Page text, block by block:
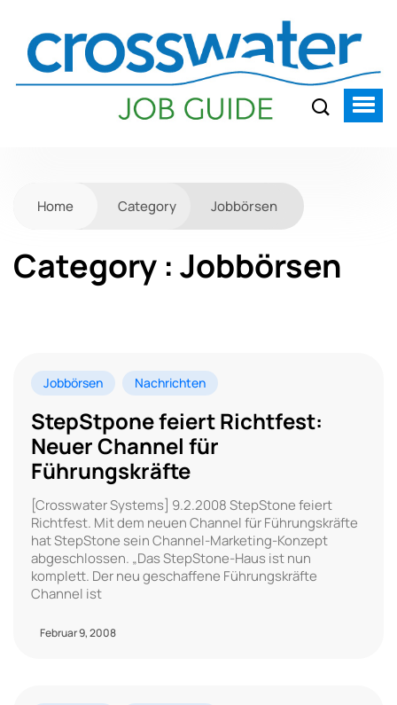
Home Category Jobbörsen
Category : Jobbörsen
Jobbörsen Nachrichten
StepStpone feiert Richtfest:
Neuer Channel für
Führungskräfte
[Crosswater Systems] 9.2.2008 StepStone feiert
Richtfest. Mit dem neuen Channel für Führungskräfte
hat StepStone sein Channel-Marketing-Konzept
abgeschlossen. „Das StepStone-Haus ist nun
komplett. Der neu geschaffene Führungskräfte
Channel ist
Februar 9, 2008